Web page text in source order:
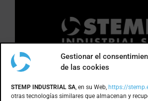
Gestionar el
de las cookies
STEMP INDUSTRIAL SA, en su Web, https://
otras tecnologías similares que almacenan y